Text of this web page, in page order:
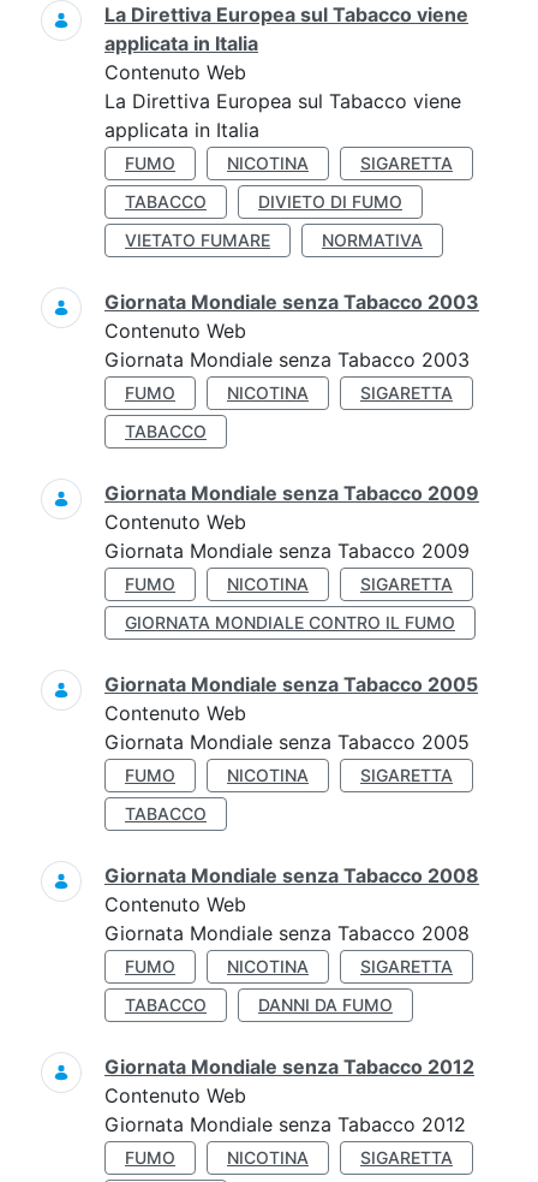
La Direttiva Europea sul Tabacco viene
applicata in Italia
Contenuto Web
La Direttiva Europea sul Tabacco viene
applicata in Italia
FUMO NICOTINA
SIGARETTA
TABACCO
DIVIETO DI FUMO
VIETATO FUMARE
NORMATIVA
Giornata Mondiale senza Tabacco 2003
Contenuto Web
Giornata Mondiale senza Tabacco 2003
FUMO NICOTINA
SIGARETTA
TABACCO
Giornata Mondiale senza Tabacco 2009
Contenuto Web
Giornata Mondiale senza Tabacco 2009
FUMO NICOTINA
SIGARETTA
GIORNATA MONDIALE CONTRO IL FUMO
Giornata Mondiale senza Tabacco 2005
Contenuto Web
Giornata Mondiale senza Tabacco 2005
FUMO NICOTINA
SIGARETTA
TABACCO
Giornata Mondiale senza Tabacco 2008
Contenuto Web
Giornata Mondiale senza Tabacco 2008
FUMO NICOTINA
SIGARETTA
TABACCO
DANNI DA FUMO
Giornata Mondiale senza Tabacco 2012
Contenuto Web
Giornata Mondiale senza Tabacco 2012
FUMO NICOTINA SIGARETTA